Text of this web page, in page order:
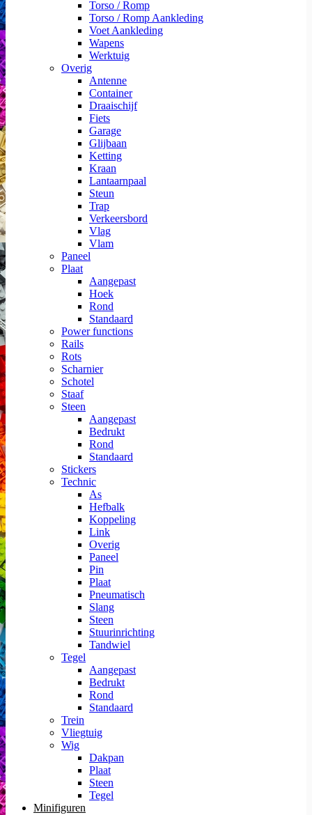
Torso / Romp
Torso / Romp Aankleding
Voet Aankleding
Wapens
Werktuig
Overig
Antenne
Container
Draaischijf
Fiets
Garage
Glijbaan
Ketting
Kraan
Lantaarnpaal
Steun
Trap
Verkeersbord
Vlag
Vlam
Paneel
Plaat
Aangepast
Hoek
Rond
Standaard
Power functions
Rails
Rots
Scharnier
Schotel
Staaf
Steen
Aangepast
Bedrukt
Rond
Standaard
Stickers
Technic
As
Hefbalk
Koppeling
Link
Overig
Paneel
Pin
Plaat
Pneumatisch
Slang
Steen
Stuurinrichting
Tandwiel
Tegel
Aangepast
Bedrukt
Rond
Standaard
Trein
Vliegtuig
Wig
Dakpan
Plaat
Steen
Tegel
Minifiguren